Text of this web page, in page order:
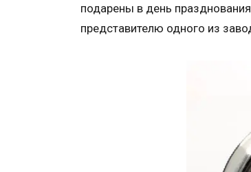
подарены в день
представителю одного из